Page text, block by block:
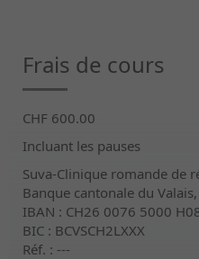
Frais de cours
CHF 600.00
Incluant les pauses
Suva-Clinique romande de
Banque cantonale du
IBAN : CH26 0076 5000
BIC : BCVSCH2LXXX
Réf. : ---